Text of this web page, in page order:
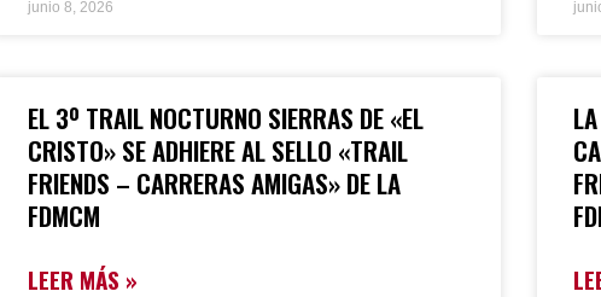
junio 8, 2026
EL 3º TRAIL NOCTURNO SIERRAS DE «EL
CRISTO» SE ADHIERE AL SELLO «TRAIL
FRIENDS – CARRERAS AMIGAS» DE LA
FDMCM
LEER MÁS »